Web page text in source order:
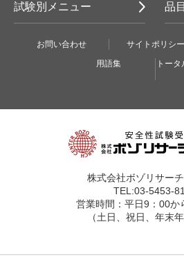
試験別メニュー 品
お問い合わせ サイトポリシー
用語集
トー
株式会社ボゾリサー
TEL:03-5453-
営業時間：平日9：00か
（土日、祝日、年末